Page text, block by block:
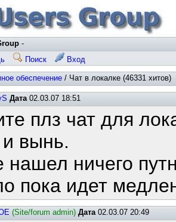
-
Поиск Вход
обеспечение / Чат в локалке (46331 хитов)
Дата02.03.07 18:51
плз чат для
вынь.
нашел ничего
пока идет
(Site/forum admin) Дата02.03.07 20:49